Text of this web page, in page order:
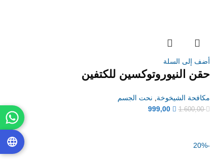
أضف إلى السلة
حقن النيوروتوكسين للكتفين
مكافحة الشيخوخة نحت الجسم
1.600,00
999,00
-20%